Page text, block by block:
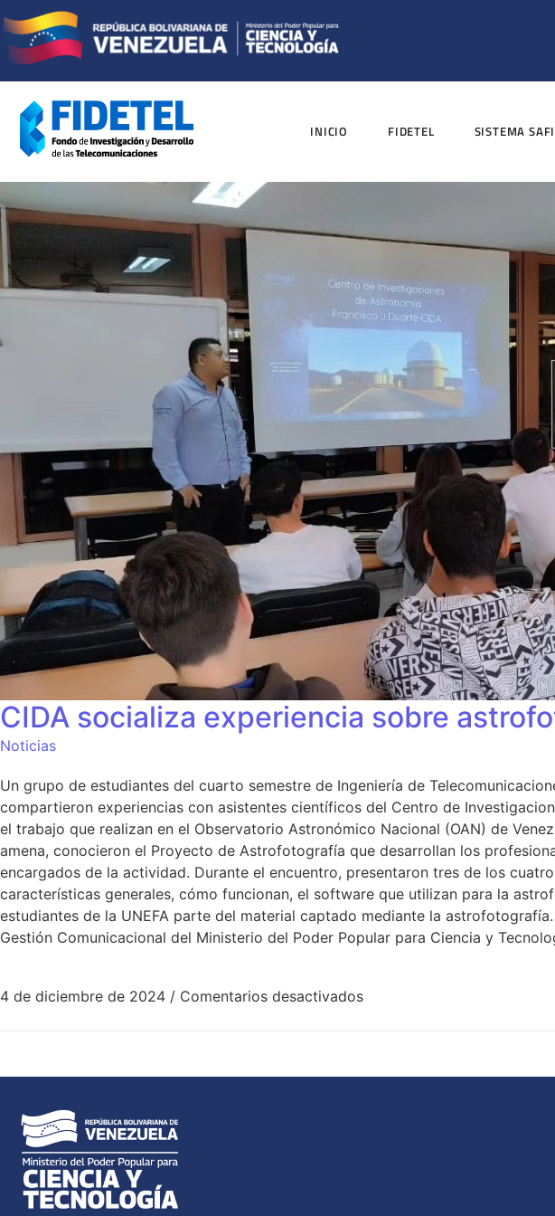
INICIO FIDETEL SISTEMA
CIDA socializa experiencia sobre
Noticias
Un grupo de estudiantes del cuarto semestre de Ingeniería de
compartieron experiencias con asistentes científicos del Centro de
el trabajo que realizan en el Observatorio Astronómico Nacional (OAN) de
amena, conocieron el Proyecto de Astrofotografía que desarrollan los
encargados de la actividad. Durante el encuentro, presentaron tres de los
características generales, cómo funcionan, el software que utilizan para la
estudiantes de la UNEFA parte del material captado mediante la
Gestión Comunicacional del Ministerio del Poder Popular para Ciencia y
4 de diciembre de 2024 / Comentarios desactivados